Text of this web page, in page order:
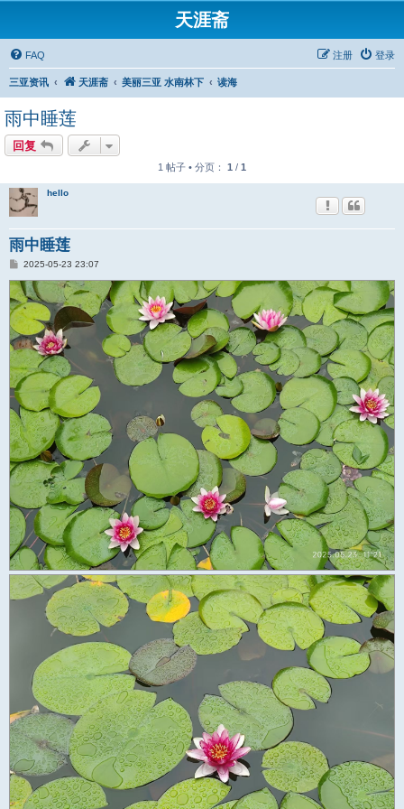
天涯斋
FAQ 登录
注册
三亚资讯 天涯斋 美丽三亚 水南林下 读海
雨中睡莲
回复
1 帖子 • 分页： 1 / 1
hello
雨中睡莲
帖
2025-05-23 23:07